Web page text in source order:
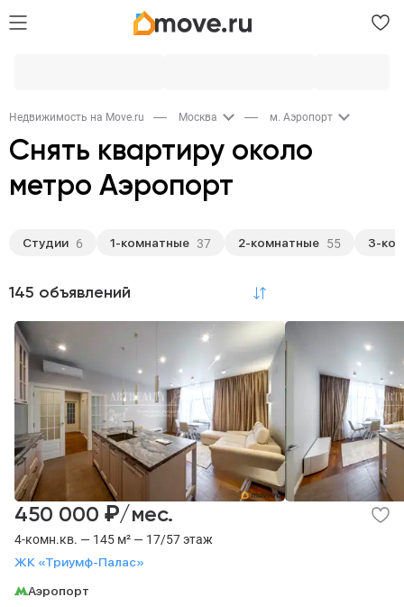
Недвижимость на Move.ru Москва м. Аэропорт
Снять квартиру около
метро Аэропорт
Студии 6 1-комнатные 37 2-комнатные 55 3-
145 объявлений
4-комн.кв. — 145 м² — 17/57 этаж
ЖК «Триумф-Палас»
450 000 ₽/мес.
Аэропорт